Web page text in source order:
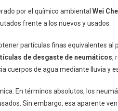
por el químico ambiental Wei
frente a los nuevos y usados.
partículas finas equivalentes al
de desgaste de neumáticos,
cuerpos de agua mediante lluvia y
En términos absolutos, los
Sin embargo, esa aparente